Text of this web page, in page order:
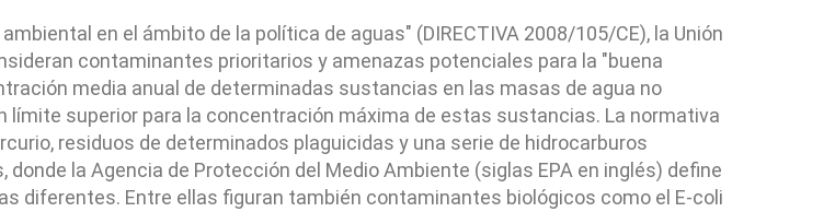
en el ámbito de la política de aguas" (DIRECTIVA 2008/105/CE), la Unión
contaminantes prioritarios y amenazas potenciales para la "buena
media anual de determinadas sustancias en las masas de agua no
superior para la concentración máxima de estas sustancias. La normativa
residuos de determinados plaguicidas y una serie de hidrocarburos
la Agencia de Protección del Medio Ambiente (siglas EPA en inglés) define
diferentes. Entre ellas figuran también contaminantes biológicos como el E-coli